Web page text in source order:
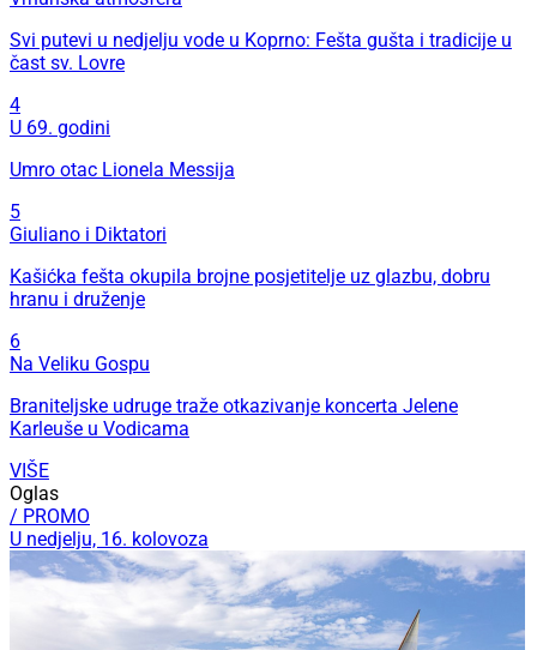
Svi putevi u nedjelju vode u Koprno: Fešta gušta i tradicije u
čast sv. Lovre
4
U 69. godini
Umro otac Lionela Messija
5
Giuliano i Diktatori
Kašićka fešta okupila brojne posjetitelje uz glazbu, dobru
hranu i druženje
6
Na Veliku Gospu
Braniteljske udruge traže otkazivanje koncerta Jelene
Karleuše u Vodicama
VIŠE
Oglas
/ PROMO
U nedjelju, 16. kolovoza